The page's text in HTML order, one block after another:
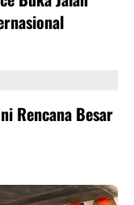
Rencana Besar